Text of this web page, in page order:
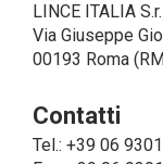
quest’ultima
gestione dei
• Il
operazioni
LINCE ITALIA
Via Giuseppe
00193 Roma
Contatti
Tel.: +39 06